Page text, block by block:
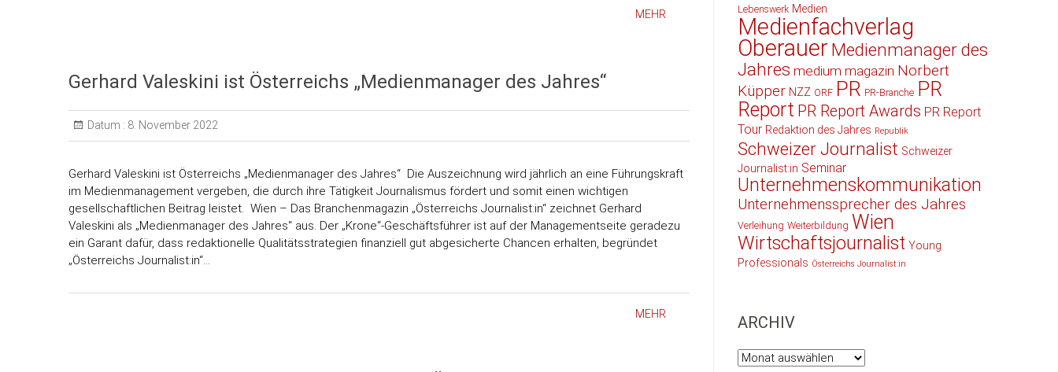
MEHR
Gerhard Valeskini ist Österreichs „Medienmanager des Jahres“
Datum : 8. November 2022
Gerhard Valeskini ist Österreichs „Medienmanager des Jahres“ Die Auszeichnung wird jährlich an eine Führungskraft
im Medienmanagement vergeben, die durch ihre Tätigkeit Journalismus fördert und somit einen wichtigen
gesellschaftlichen Beitrag leistet. Wien – Das Branchenmagazin „Österreichs Journalist:in“ zeichnet Gerhard
Valeskini als „Medienmanager des Jahres“ aus. Der „Krone“-Geschäftsführer ist auf der Managementseite geradezu
ein Garant dafür, dass redaktionelle Qualitätsstrategien finanziell gut abgesicherte Chancen erhalten, begründet
„Österreichs Journalist:in“…
MEHR
Lebenswerk Medien
Medienfachverlag
Oberauer Medienmanager des
Jahres medium magazin Norbert
Küpper NZZ ORF PR PR-Branche PR
Report PR Report Awards PR Report
Tour Redaktion des Jahres Republik
Schweizer Journalist Schweizer
Journalist:in Seminar
Unternehmenskommunikation
Unternehmenssprecher des Jahres
Verleihung Weiterbildung Wien
Wirtschaftsjournalist Young
Professionals Österreichs Journalist:in
ARCHIV
Archiv